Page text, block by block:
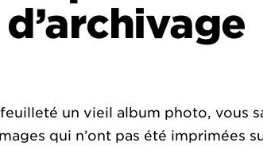
un vieil album photo, vous
qui n’ont pas été imprimées